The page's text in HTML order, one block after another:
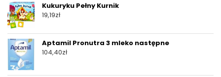
Kukuryku Pełny Kurnik
19,19zł
Aptamil Pronutra 3 mleko następne
104,40zł